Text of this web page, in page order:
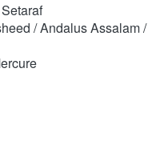
/ Andalus Assalam /